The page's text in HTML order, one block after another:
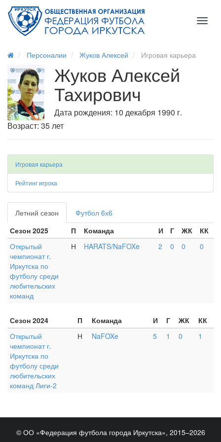
Персоналии Жуков Алексей Игровая карьера
Жуков Алексей
Тахирович
Дата рождения: 10 декабря 1990 г.
Возраст: 35 лет
Игровая карьера
Рейтинг игрока
Летний сезон
Футбол 6х6
Сезон 2025
П Команда И Г ЖК
КК
Открытый
чемпионат г.
Иркутска по
футболу среди
любительских
команд
Н HARATS/NaFOXe 2 0 0 0
Сезон 2024 П Команда И Г ЖК
КК
Открытый
чемпионат г.
Иркутска по
футболу среди
любительских
команд Лиги-2
Н NaFOXe 5 1 0 1
© ОО «Федерация футбола города Иркутска», 2015–2026